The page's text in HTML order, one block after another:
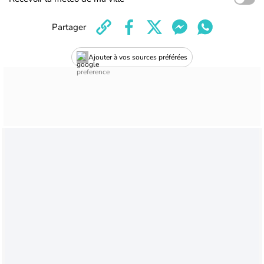
Ajouter à vos sources préférées
Partager